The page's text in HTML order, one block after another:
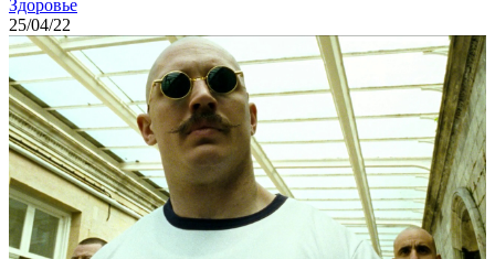
Здоровье
25/04/22